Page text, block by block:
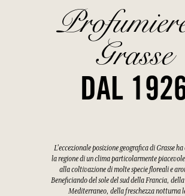
Grasse
DAL
L'eccezionale posizione geografica di Grasse
la regione di un clima particolarmente
alla coltivazione di molte specie floreali e
Beneficiando del sole del sud della Francia,
Mediterraneo, della freschezza notturna